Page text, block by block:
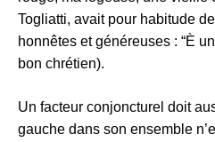
Togliatti, avait pour habitude
honnêtes et généreuses : “È
bon chrétien).
Un facteur conjoncturel doit
gauche dans son ensemble